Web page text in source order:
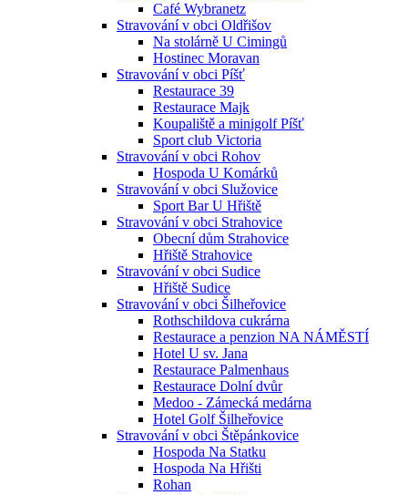
Café Wybranetz
Stravování v obci Oldřišov
Na stolárně U Cimingů
Hostinec Moravan
Stravování v obci Píšť
Restaurace 39
Restaurace Majk
Koupaliště a minigolf Píšť
Sport club Victoria
Stravování v obci Rohov
Hospoda U Komárků
Stravování v obci Služovice
Sport Bar U Hřiště
Stravování v obci Strahovice
Obecní dům Strahovice
Hřiště Strahovice
Stravování v obci Sudice
Hřiště Sudice
Stravování v obci Šilheřovice
Rothschildova cukrárna
Restaurace a penzion NA NÁMĚSTÍ
Hotel U sv. Jana
Restaurace Palmenhaus
Restaurace Dolní dvůr
Medoo - Zámecká medárna
Hotel Golf Šilheřovice
Stravování v obci Štěpánkovice
Hospoda Na Statku
Hospoda Na Hřišti
Rohan